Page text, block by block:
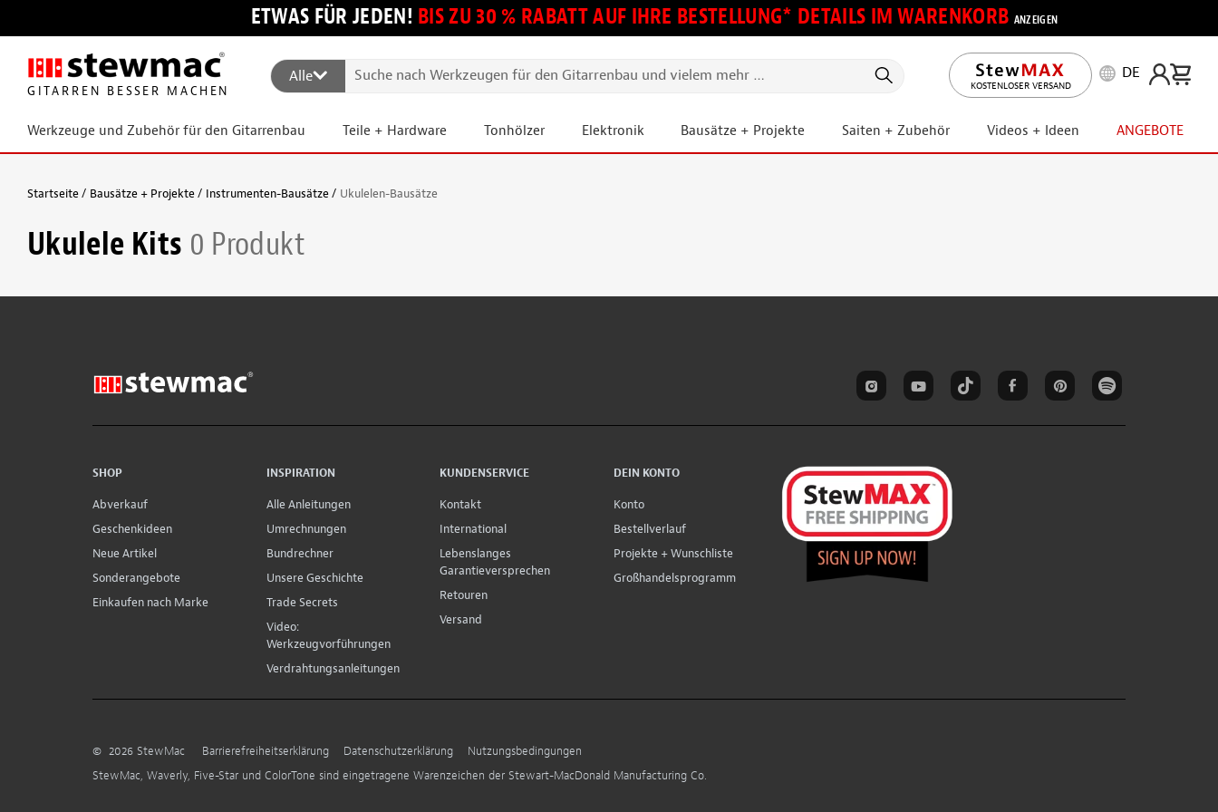
ETWAS FÜR JEDEN! BIS ZU 30 % RABATT AUF IHRE BESTELLUNG* DETAILS IM WARENKORB ANZEIGEN
GITARREN BESSER MACHEN
Alle
KOSTENLOSER VERSAND
DE
Werkzeuge und Zubehör für den Gitarrenbau Teile + Hardware Tonhölzer Elektronik Bausätze + Projekte Saiten + Zubehör Videos + Ideen ANGEBOTE
Startseite Bausätze + Projekte Instrumenten-Bausätze Ukulelen-Bausätze
Ukulele Kits 0 Produkt
SHOP
Abverkauf
Geschenkideen
Neue Artikel
Sonderangebote
Einkaufen nach Marke
INSPIRATION
Alle Anleitungen
Umrechnungen
Bundrechner
Unsere Geschichte
Trade Secrets
Video:
Werkzeugvorführungen
Verdrahtungsanleitungen
KUNDENSERVICE
Kontakt
International
Lebenslanges
Garantieversprechen
Retouren
Versand
DEIN KONTO
Konto
Bestellverlauf
Projekte + Wunschliste
Großhandelsprogramm
© 2026 StewMac Barrierefreiheitserklärung Datenschutzerklärung
Nutzungsbedingungen
StewMac, Waverly, Five-Star und ColorTone sind eingetragene Warenzeichen der Stewart-MacDonald Manufacturing Co.